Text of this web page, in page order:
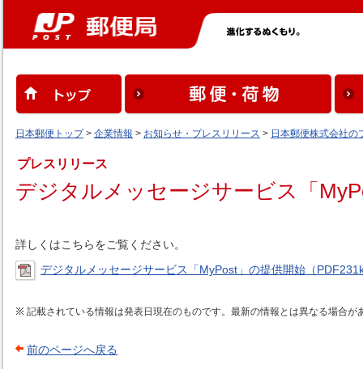
日本郵便トップ> 企業情報 > お知らせ・プレスリリース > 日本郵便株式会社の
プレスリリース
デジタルメッセージサービス「
詳しくはこちらをご覧ください。
デジタルメッセージサービス「MyPost」の提供開始（
記載されている情報は発表日現在のものです。最新の情報とは異なる場合が
前のページへ戻る